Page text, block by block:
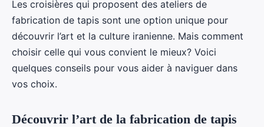
Les croisières qui proposent des ateliers de
fabrication de tapis sont une option unique pour
découvrir l’art et la culture iranienne. Mais comment
choisir celle qui vous convient le mieux? Voici
quelques conseils pour vous aider à naviguer dans
vos choix.
Découvrir l’art de la fabrication de tapis